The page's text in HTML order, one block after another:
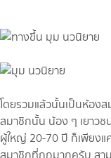
โดยรวมแล้วนั้นเป็นห้อง
สมาชิกนั้น น้อง ๆ เยาวช
ผู้ใหญ่ 20-70 ปี ก็เพียงแ
สมาชิกที่ถูกมากครับ สา